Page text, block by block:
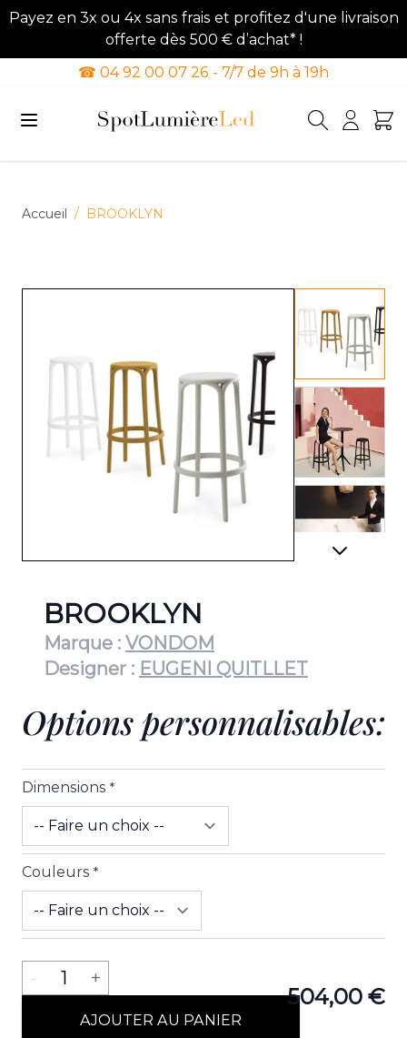
Payez en 3x ou 4x sans frais et profitez d'une livraison
offerte dès 500 € d’achat* !
☎ 04 92 00 07 26 - 7/7 de 9h à 19h
Accueil / BROOKLYN
View
View
BROOKLYN
Marque : VONDOM
Designer : EUGENI QUITLLET
Options personnalisables:
Dimensions *
Couleurs *
504,00 €
Quantité
- 1 +
AJOUTER AU PANIER